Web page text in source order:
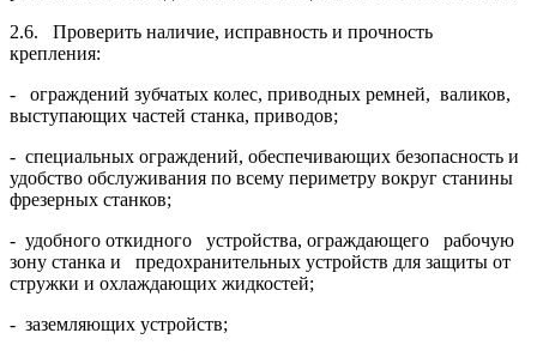
2.6. Проверить наличие, исправность и прочность
крепления:
- ограждений зубчатых колес, приводных ремней, валиков,
выступающих частей станка, приводов;
- специальных ограждений, обеспечивающих безопасность и
удобство обслужива­ния по всему периметру вокруг станины
фрезерных станков;
- удобного откидного устройства, ограждающего рабочую
зону станка и предохрани­тельных устройств для защиты от
стружки и охлаждающих жидкостей;
- заземляющих устройств;